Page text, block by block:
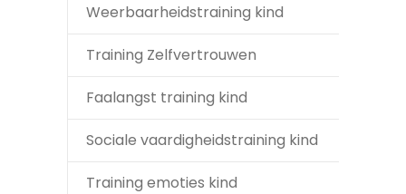
Weerbaarheidstraining kind
Training Zelfvertrouwen
Faalangst training kind
Sociale vaardigheidstraining kind
Training emoties kind